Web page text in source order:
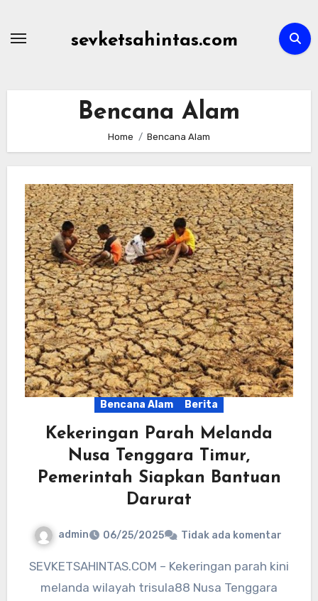
sevketsahintas.com
Bencana Alam
Home Bencana Alam
Bencana Alam Berita
Kekeringan Parah Melanda
Nusa Tenggara Timur,
Pemerintah Siapkan Bantuan
Darurat
admin 06/25/2025 Tidak ada komentar
SEVKETSAHINTAS.COM – Kekeringan parah kini
melanda wilayah trisula88 Nusa Tenggara